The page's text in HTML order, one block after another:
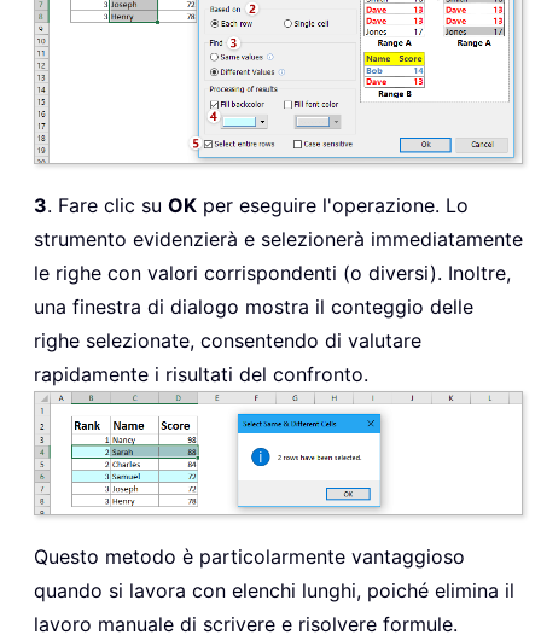
3. Fare clic su OK per eseguire l'operazione. Lo
strumento evidenzierà e selezionerà immediatamente
le righe con valori corrispondenti (o diversi). Inoltre,
una finestra di dialogo mostra il conteggio delle
righe selezionate, consentendo di valutare
rapidamente i risultati del confronto.
Questo metodo è particolarmente vantaggioso
quando si lavora con elenchi lunghi, poiché elimina il
lavoro manuale di scrivere e risolvere formule.